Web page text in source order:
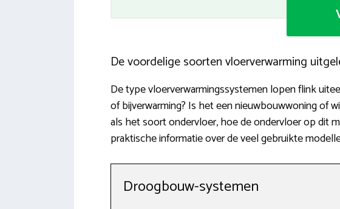
De voordelige soorten vloerverwarming
De type vloerverwarmingssystemen lopen flink
of bijverwarming? Is het een nieuwbouwwoning of
als het soort ondervloer, hoe de ondervloer op dit
praktische informatie over de veel gebruikte
Droogbouw-systemen